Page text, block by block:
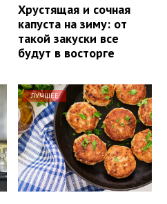
Хрустящая и сочная
капуста на зиму: от
такой закуски все
будут в восторге
ЛУЧШЕЕ